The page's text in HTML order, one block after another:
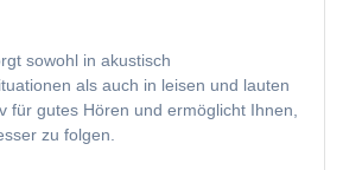
sowohl in akustisch
als auch in leisen und lauten
für gutes Hören und ermöglicht Ihnen,
zu folgen.